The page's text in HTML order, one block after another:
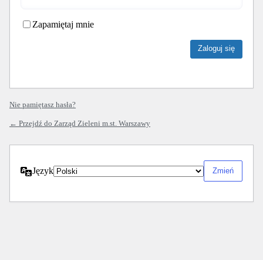
Zapamiętaj mnie
Nie pamiętasz hasła?
← Przejdź do Zarząd Zieleni m.st. Warszawy
Język